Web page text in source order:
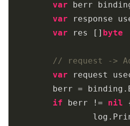
var berr
var response
var res [] byte
// request ->
var request
if berr != nil